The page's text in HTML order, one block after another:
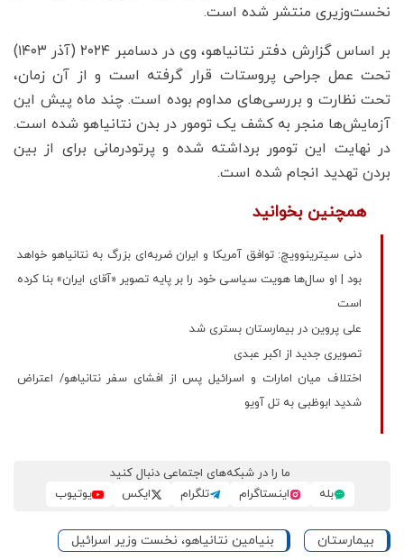
نخست‌وزیری منتشر شده است.
بر اساس گزارش دفتر نتانیاهو، وی در دسامبر ۲۰۲۴ (آذر ۱۴۰۳)
تحت عمل جراحی پروستات قرار گرفته است و از آن زمان،
تحت نظارت و بررسی‌های مداوم بوده است. چند ماه پیش این
آزمایش‌ها منجر به کشف یک تومور در بدن نتانیاهو شده است.
در نهایت این تومور برداشته شده و پرتودرمانی برای از بین
بردن تهدید انجام شده است.
همچنین بخوانید
دنی سیترینوویچ: توافق آمریکا و ایران ضربه‌ای بزرگ به نتانیاهو خواهد
بود | او سال‌ها هویت سیاسی خود را بر پایه تصویر «آقای ایران» بنا کرده
است
علی پروین در بیمارستان بستری شد
تصویری جدید از اکبر عبدی
اختلاف میان امارات و اسرائیل پس از افشای سفر نتانیاهو/ اعتراض
شدید ابوظبی به تل آویو
ما را در شبکه‌های اجتماعی دنبال کنید
بله
اینستاگرام تلگرام ایکس یوتیوب
بیمارستان بنیامین نتانیاهو، نخست وزیر اسرائیل